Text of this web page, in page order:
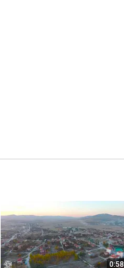
0:58